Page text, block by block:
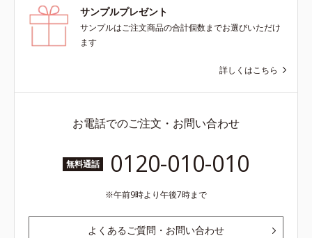
サンプルプレゼント
サンプルはご注文商品の合計個数までお選びいただけ
ます
詳しくはこちら
お電話でのご注文・お問い合わせ
無料通話 0120-010-010
午前9時より午後7時まで
よくあるご質問・お問い合わせ